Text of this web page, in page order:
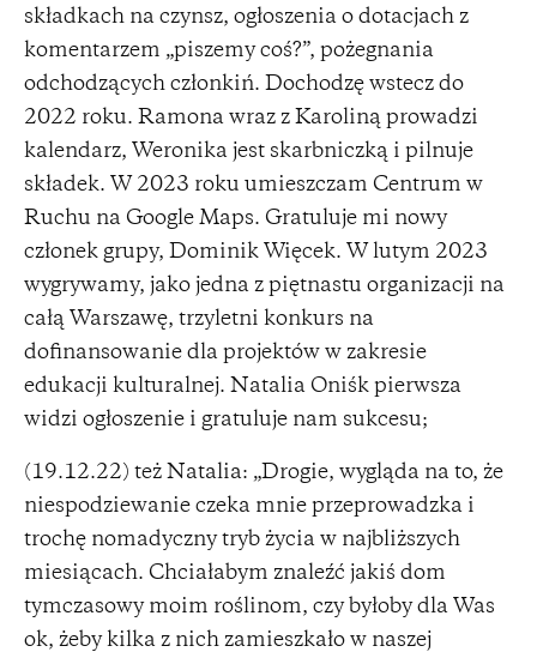
składkach na czynsz, ogłoszenia o dotacjach z
komentarzem „piszemy coś?”, pożegnania
odchodzących członkiń. Dochodzę wstecz do
2022 roku. Ramona wraz z Karoliną prowadzi
kalendarz, Weronika jest skarbniczką i pilnuje
składek. W 2023 roku umieszczam Centrum w
Ruchu na Google Maps. Gratuluje mi nowy
członek grupy, Dominik Więcek. W lutym 2023
wygrywamy, jako jedna z piętnastu organizacji na
całą Warszawę, trzyletni konkurs na
dofinansowanie dla projektów w zakresie
edukacji kulturalnej. Natalia Oniśk pierwsza
widzi ogłoszenie i gratuluje nam sukcesu;
(19.12.22) też Natalia: „Drogie, wygląda na to, że
niespodziewanie czeka mnie przeprowadzka i
trochę nomadyczny tryb życia w najbliższych
miesiącach. Chciałabym znaleźć jakiś dom
tymczasowy moim roślinom, czy byłoby dla Was
ok, żeby kilka z nich zamieszkało w naszej